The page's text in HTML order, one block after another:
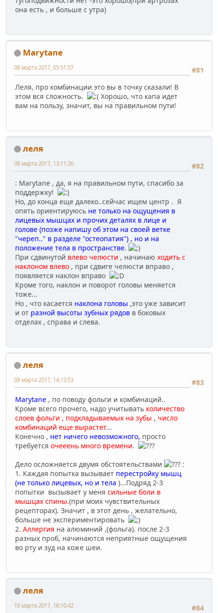
она есть , и больше с утра)
Marytane
#81
08 марта 2017, 05:51:57
Леля, про комбинации это вы в точку сказали! В
этом вся сложность.
Хорошо, что капа идет
вам на пользу, значит, вы на правильном пути!
леля
#82
08 марта 2017, 13:11:26
: Marytane , да, я на правильном пути, спасибо за
поддержку!
Но, до конца еще далеко..сейчас ищем центр . Я
опять ориентируюсь не только на ощущения в
лицевых мышцах и прочих деталях в лице и
голове (позже напишу об этом на своей ветке
"череп.." в разделе "остеопатия") , но и на
положение тела в пространстве.
При сдвинутой влево челюсти , начинаю ходить с
наклоном влево , при сдвиге челюсти вправо ,
появляется наклон вправо
Кроме того, наклон и поворот головы меняется
тоже...
Но , что касается наклона головы ,это уже зависит
и от разной высоты зубных рядов в боковых
отделах , справа и слева.
леля
#83
08 марта 2017, 14:13:53
Marytane , по поводу фольги и комбинаций..
Кроме всего прочего, надо учитывать количество
слоев фольги , подкладываемых на зубы , число
комбинаций еще вырастет...
Конечно , нет ничего невозможного, просто
требуется очееень много времени.
Дело осложняется двумя обстоятельствами
:
1. Каждая попытка вызывает перестройку мышц
(не только лицевых, но и тела )...Подряд 2-3
попытки вызывает у меня сильные боли в
мышцах спины.(при моих чувствительных
рецепторах). Значит , в этот день , желательно,
больше не экспериментировать
2. Аллергия на алюминий ,(фольга). после 2-3
разных проб, начинаются неприятные ощущения
во рту и зуд на коже шеи.
леля
#84
10 марта 2017, 18:10:42